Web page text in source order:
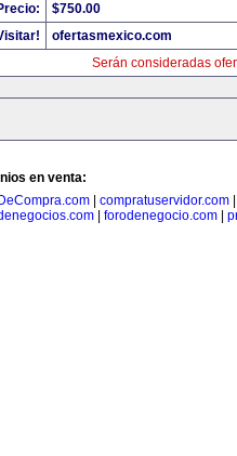
$750.00
ofertasmexico.com
Serán consideradas
en venta:
compratuservidor.com
forodenegocio.com